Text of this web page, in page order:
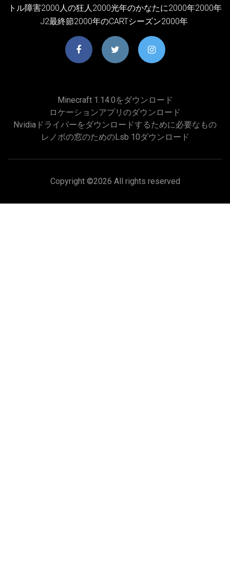
トル障害2000人の狂人2000光年のかなたに2000年2000年
J2最終節2000年のCARTシーズン2000年
Minecraft 1.14.0をダウンロード
ロケーションアプリのダウンロード
Nvidiaドライバーをダウンロードするために必要なもの
レノボの窓のためのlsb 10ダウンロード
Copyright ©2026 All rights reserved